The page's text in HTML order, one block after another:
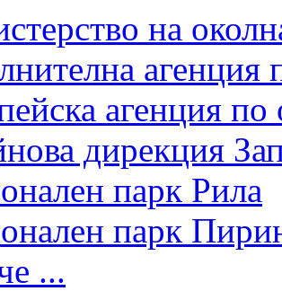
на
агенция
агенция по
дирекция
парк Рила
парк
...